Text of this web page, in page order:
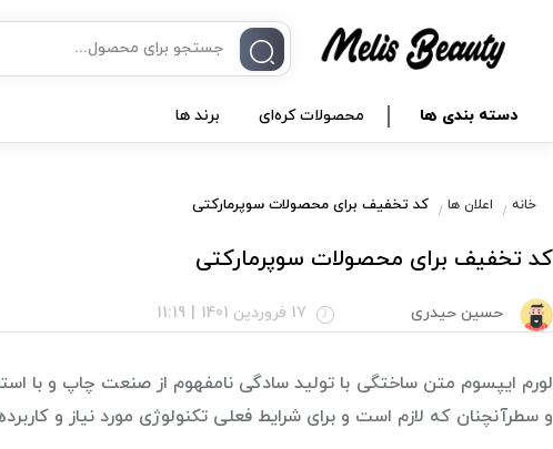
دسته بندی ها محصولات کره‌ای برند ها
خانه اعلان ها ­­کد تخفیف برای محصولات سوپرمارکتی
­­کد تخفیف برای محصولات سوپرمارکتی
حسین حیدری 17 فروردین 1401 11:19
لورم ایپسوم متن ساختگی با تولید سادگی نامفهوم از صنعت چاپ و با
و سطرآنچنان که لازم است و برای شرایط فعلی تکنولوژی مورد نیاز و